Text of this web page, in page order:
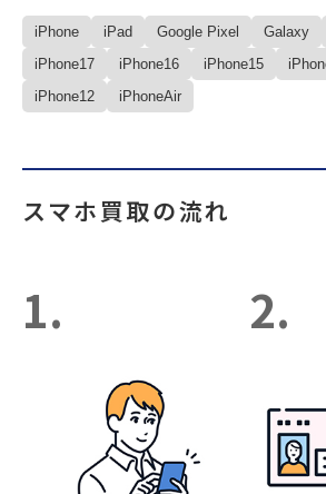
iPhone iPad Google Pixel Galaxy
iPhone17
iPhone16 iPhone15
iPhone12
iPhoneAir
スマホ買取の流れ
1. 2.